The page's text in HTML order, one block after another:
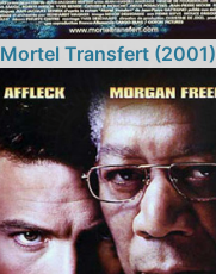
Mortel Transfert (2001)